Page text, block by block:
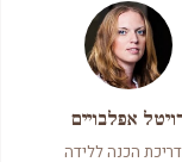
אפלבויים
הכנה ללידה